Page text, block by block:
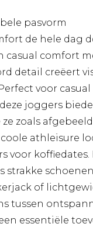
pasvorm
de hele dag
casual comfort
detail creëert
voor casual
joggers
zoals
athleisure
voor koffiedates.
strakke
of
tussen
essentiële